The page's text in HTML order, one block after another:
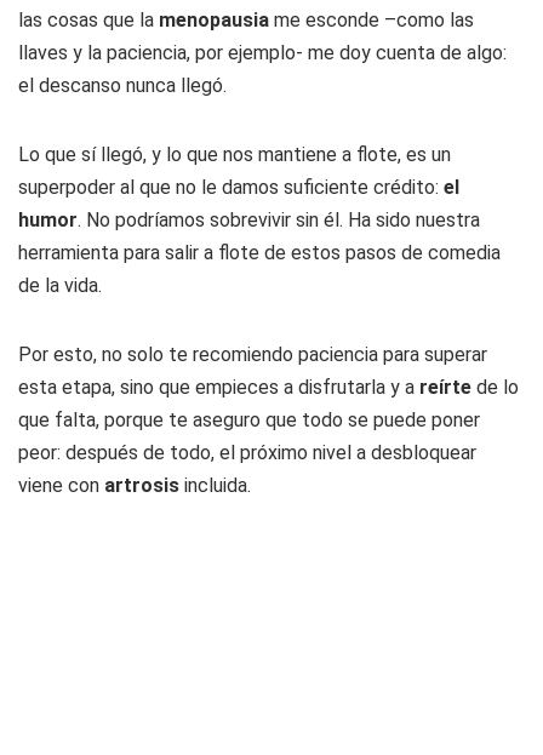
las cosas que la menopausia me esconde –como las
llaves y la paciencia, por ejemplo- me doy cuenta de algo:
el descanso nunca llegó.
Lo que sí llegó, y lo que nos mantiene a flote, es un
superpoder al que no le damos suficiente crédito: el
humor. No podríamos sobrevivir sin él. Ha sido nuestra
herramienta para salir a flote de estos pasos de comedia
de la vida.
Por esto, no solo te recomiendo paciencia para superar
esta etapa, sino que empieces a disfrutarla y a reírte de lo
que falta, porque te aseguro que todo se puede poner
peor: después de todo, el próximo nivel a desbloquear
viene con artrosis incluida.